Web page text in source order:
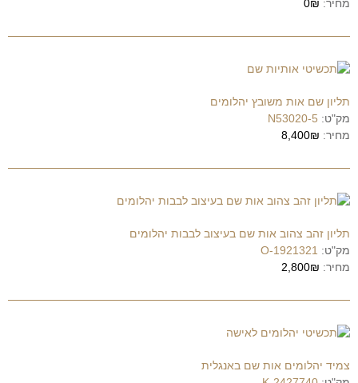
מחיר: 0₪
תליון שם אות משובץ יהלומים
מק"ט: N53020-5
מחיר: 8,400₪
תליון זהב צהוב אות שם בעיצוב לבבות יהלומים
מק"ט: 1921321-O
מחיר: 2,800₪
צמיד יהלומים אות שם באנגלית